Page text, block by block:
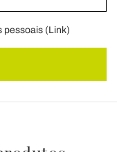
pessoais (Link)